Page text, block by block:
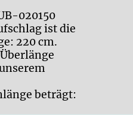
020150
ist die
220 cm.
beträgt: